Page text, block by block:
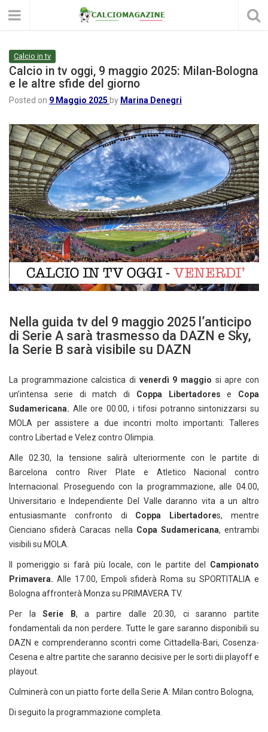
Calcio in tv
Calcio in tv oggi, 9 maggio 2025: Milan-Bologna
e le altre sfide del giorno
Posted on 9 Maggio 2025 by Marina Denegri
Nella guida tv del 9 maggio 2025 l’anticipo
di Serie A sarà trasmesso da DAZN e Sky,
la Serie B sarà visibile su DAZN
La programmazione calcistica di venerdì 9 maggio si apre con
un’intensa serie di match di Coppa Libertadores e Copa
Sudamericana. Alle ore 00.00, i tifosi potranno sintonizzarsi su
MOLA per assistere a due incontri molto importanti: Talleres
contro Libertad e Velez contro Olimpia.
Alle 02.30, la tensione salirà ulteriormente con le partite di
Barcelona contro River Plate e Atletico Nacional contro
Internacional. Proseguendo con la programmazione, alle 04.00,
Universitario e Independiente Del Valle daranno vita a un altro
entusiasmante confronto di Coppa Libertadores, mentre
Cienciano sfiderà Caracas nellaCopa Sudamericana, entrambi
visibili su MOLA.
Il pomeriggio si farà più locale, con le partite del Campionato
Primavera. Alle 17.00, Empoli sfiderà Roma su SPORTITALIA e
Bologna affronterà Monza su PRIMAVERA TV.
Per laSerie B, a partire dalle 20.30, ci saranno partite
fondamentali da non perdere. Tutte le gare saranno disponibili su
DAZN e comprenderanno scontri come Cittadella-Bari, Cosenza-
Cesena e altre partite che saranno decisive per le sorti dii playoff e
playout.
Culminerà con un piatto forte della Serie A: Milan contro Bologna,
Di seguito la programmazione completa.